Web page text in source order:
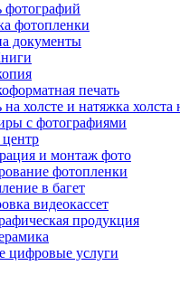
фотографий
фотопленки
документы
печать
на холсте и натяжка
с фотографиями
и монтаж фото
фотопленки
в багет
видеокассет
продукция
цифровые услуги